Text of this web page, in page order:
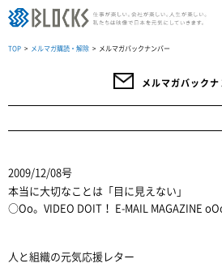
TOP > メルマガ購読・解除 > メルマガバックナンバー
メルマガバックナ
2009/12/08号
本当に大切なことは「目に見えない」
○Oo。VIDEO DOIT！ E-MAIL MAGAZINE
人と組織の元気応援レター